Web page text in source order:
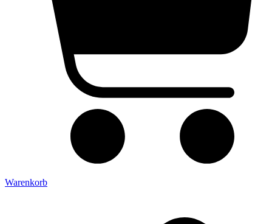
Warenkorb